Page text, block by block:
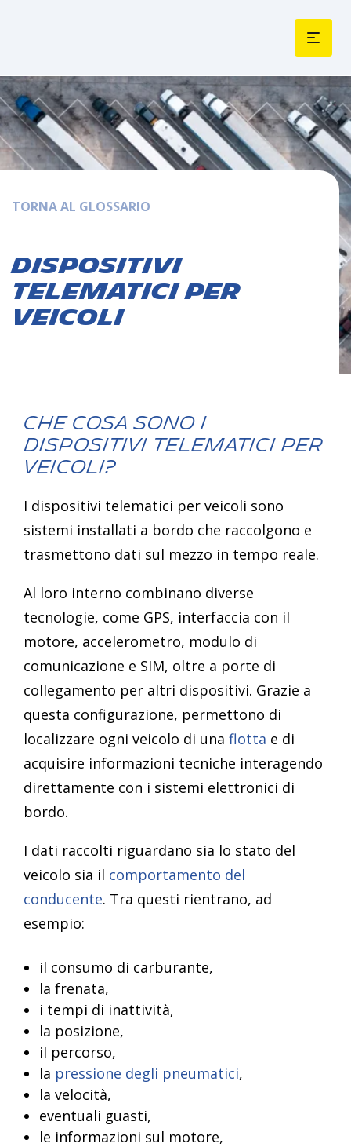
TORNA AL GLOSSARIO
Dispositivi
telematici per
veicoli
Che cosa sono i
dispositivi telematici per
veicoli?
I dispositivi telematici per veicoli sono
sistemi installati a bordo che raccolgono e
trasmettono dati sul mezzo in tempo reale.
Al loro interno combinano diverse
tecnologie, come GPS, interfaccia con il
motore, accelerometro, modulo di
comunicazione e SIM, oltre a porte di
collegamento per altri dispositivi. Grazie a
questa configurazione, permettono di
localizzare ogni veicolo di una flotta e di
acquisire informazioni tecniche interagendo
direttamente con i sistemi elettronici di
bordo.
I dati raccolti riguardano sia lo stato del
veicolo sia il comportamento del
conducente. Tra questi rientrano, ad
esempio:
il consumo di carburante,
la frenata,
i tempi di inattività,
la posizione,
il percorso,
la pressione degli pneumatici,
la velocità,
eventuali guasti,
le informazioni sul motore,